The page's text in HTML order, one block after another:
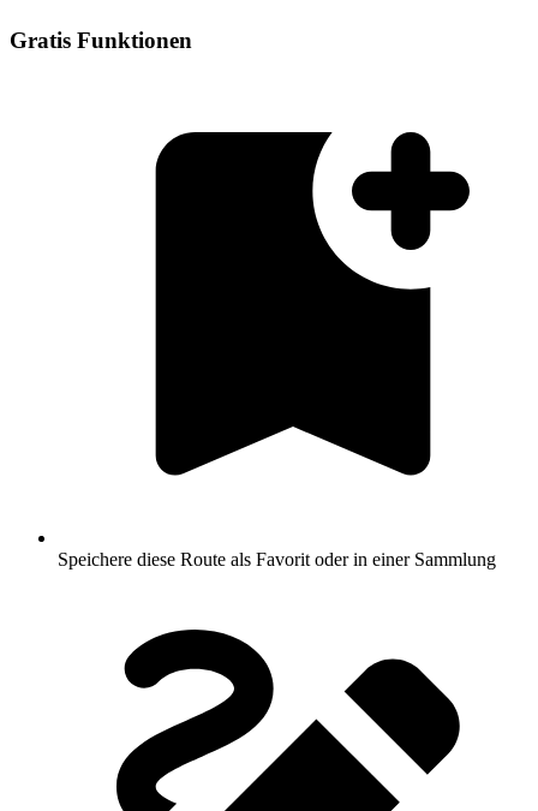
Gratis Funktionen
Speichere diese Route als Favorit oder in einer Sammlung